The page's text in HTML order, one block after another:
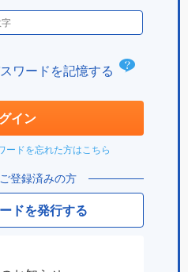
ワードを記憶する
ク
ッ
イン
ードを忘れた方はこちら
登録済みの方
ドを発行する